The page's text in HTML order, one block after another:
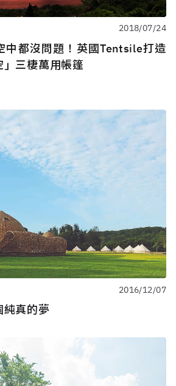
2018/07/24
中都沒問題！英國Tentsile打造
三棲萬用帳篷
2016/12/07
純真的夢